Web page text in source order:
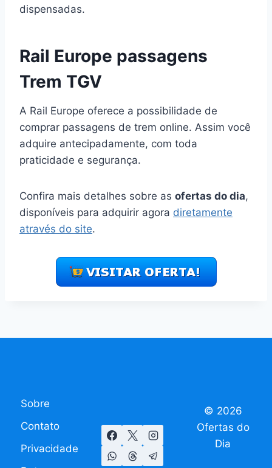
dispensadas.
Rail Europe passagens
Trem TGV
A Rail Europe oferece a possibilidade de
comprar passagens de trem online. Assim você
adquire antecipadamente, com toda
praticidade e segurança.
Confira mais detalhes sobre as ofertas do dia,
disponíveis para adquirir agora diretamente
através do site.
Sobre
Contato
Privacidade
© 2026
Ofertas do
Dia